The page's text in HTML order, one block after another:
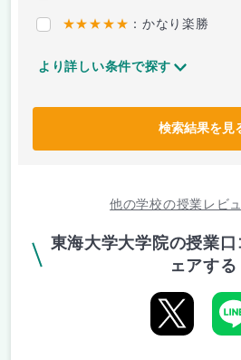
★★★★★ ：かなり楽勝
より詳しい条件で探す
検索結果を見
他の学校の授業レビ
東海大学大学院の授業
ェアする